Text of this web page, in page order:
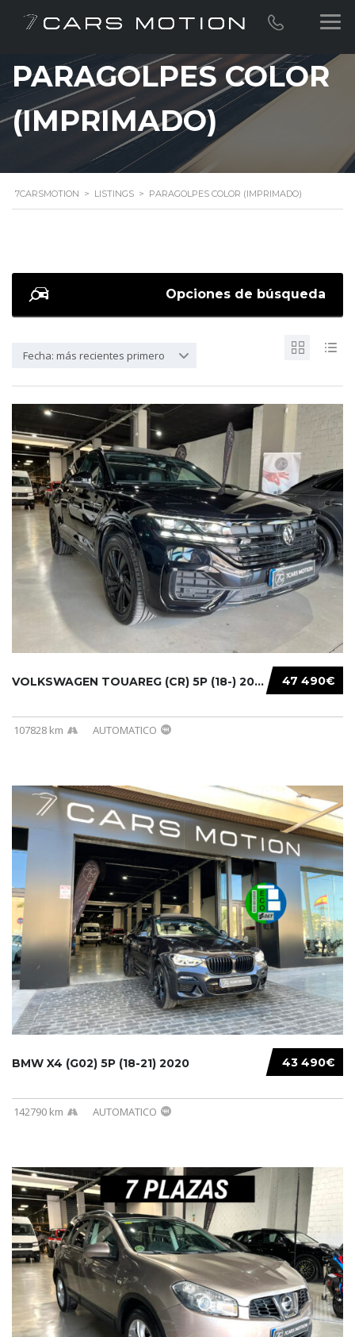
PARAGOLPES COLOR
(IMPRIMADO)
7CARSMOTION > LISTINGS > PARAGOLPES COLOR (IMPRIMADO)
Opciones de búsqueda
Fecha: más recientes primero
47 490€
VOLKSWAGEN TOUAREG (CR) 5P (18-) 2021...
107828 km AUTOMATICO
43 490€
BMW X4 (G02) 5P (18-21) 2020
142790 km AUTOMATICO